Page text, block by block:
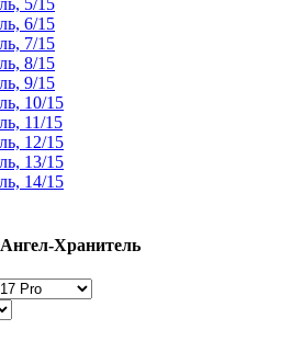
Ангел-Хранитель